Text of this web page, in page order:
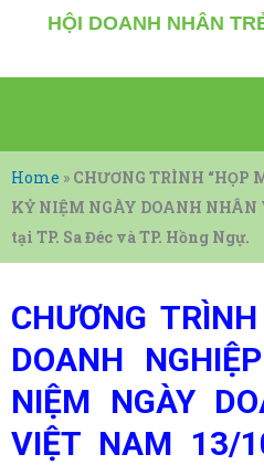
nội
HỘI DOANH NHÂN
Home » CHƯƠNG TRÌNH “HỌP
KỶ NIỆM NGÀY DOANH NHÂN
tại TP. Sa Đéc và TP. Hồng Ngự.
CHƯƠNG
DOANH
NIỆM NGÀY
VIỆT NAM 13/